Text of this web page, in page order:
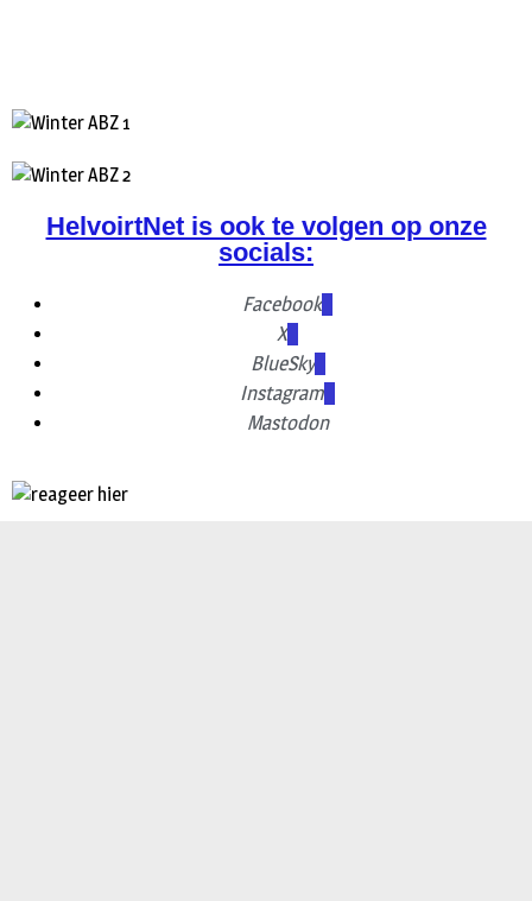
HelvoirtNet is ook te volgen op onze
socials:
Facebook
X
BlueSky
Instagram
Mastodon